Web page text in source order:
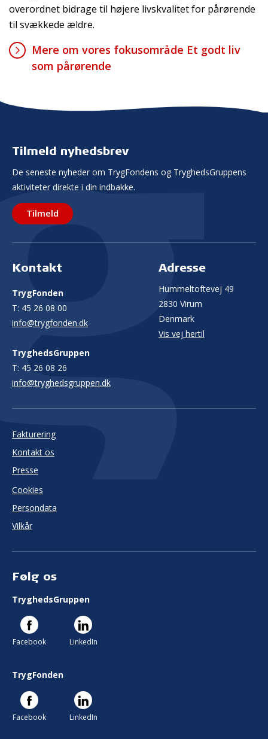
overordnet bidrage til højere livskvalitet for pårørende
til svækkede ældre.
Mere om vores fokusområde Et godt liv
som pårørende
Tilmeld nyhedsbrev
De seneste nyheder om TrygFondens og TryghedsGruppens
aktiviteter direkte i din indbakke.
Tilmeld
Kontakt
TrygFonden
T: 45 26 08 00
info@trygfonden.dk
TryghedsGruppen
T: 45 26 08 26
info@tryghedsgruppen.dk
Adresse
Hummeltoftevej 49
2830 Virum
Denmark
Vis vej hertil
Fakturering
Kontakt os
Presse
Cookies
Persondata
Vilkår
Følg os
TryghedsGruppen
Facebook LinkedIn
TrygFonden
Facebook LinkedIn